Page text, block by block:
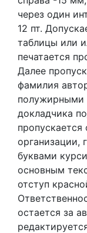
через один
12 пт.
таблицы или
печатается
Далее
фамилия
полужирными
докладчика
пропускается
организации,
буквами
основным
отступ
остается за